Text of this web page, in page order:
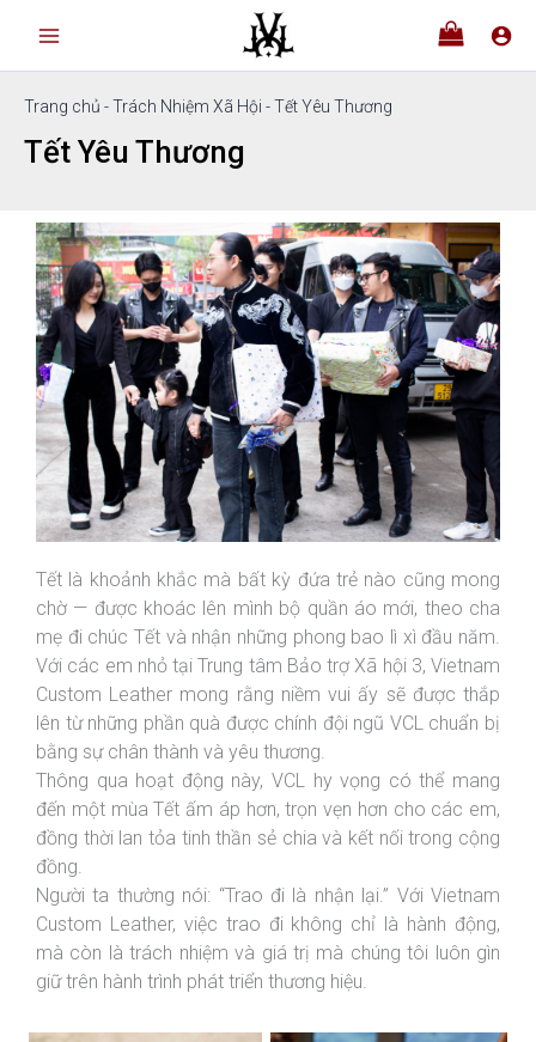
nội
dungTrang chủ -Trách Nhiệm Xã Hội -Tết Yêu Thương
Tết Yêu Thương
Tết là khoảnh khắc mà bất kỳ đứa trẻ nào cũng mong
chờ — được khoác lên mình bộ quần áo mới, theo cha
mẹ đi chúc Tết và nhận những phong bao lì xì đầu năm.
Với các em nhỏ tại Trung tâm Bảo trợ Xã hội 3, Vietnam
Custom Leather mong rằng niềm vui ấy sẽ được thắp
lên từ những phần quà được chính đội ngũ VCL chuẩn bị
bằng sự chân thành và yêu thương.
Thông qua hoạt động này, VCL hy vọng có thể mang
đến một mùa Tết ấm áp hơn, trọn vẹn hơn cho các em,
đồng thời lan tỏa tinh thần sẻ chia và kết nối trong cộng
đồng.
Người ta thường nói: “Trao đi là nhận lại.” Với Vietnam
Custom Leather, việc trao đi không chỉ là hành động,
mà còn là trách nhiệm và giá trị mà chúng tôi luôn gìn
giữ trên hành trình phát triển thương hiệu.